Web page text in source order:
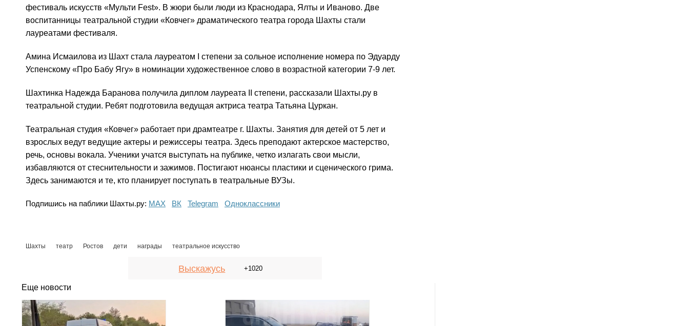
фестиваль искусств «Мульти Fest». В жюри были люди из Краснодара, Ялты и Иваново. Две
воспитанницы театральной студии «Ковчег» драматического театра города Шахты стали
лауреатами фестиваля.
Амина Исмаилова из Шахт стала лауреатом I степени за сольное исполнение номера по Эдуарду
Успенскому «Про Бабу Ягу» в номинации художественное слово в возрастной категории 7-9 лет.
Шахтинка Надежда Баранова получила диплом лауреата II степени, рассказали Шахты.ру в
театральной студии. Ребят подготовила ведущая актриса театра Татьяна Цуркан.
Театральная студия «Ковчег» работает при драмтеатре г. Шахты. Занятия для детей от 5 лет и
взрослых ведут ведущие актеры и режиссеры театра. Здесь преподают актерское мастерство,
речь, основы вокала. Ученики учатся выступать на публике, четко излагать свои мысли,
избавляются от стеснительности и зажимов. Постигают нюансы пластики и сценического грима.
Здесь занимаются и те, кто планирует поступать в театральные ВУЗы.
Подпишись на паблики Шахты.ру: МАХ ВК Telegram Одноклассники
Шахты театр Ростов дети награды театральное искусство
Выскажусь +1020
Еще новости